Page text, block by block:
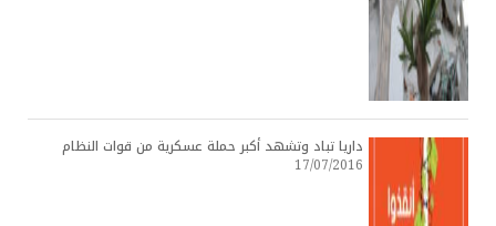
داريا تباد وتشهد أكبر حملة عسكرية من قوات النظام
17/07/2016